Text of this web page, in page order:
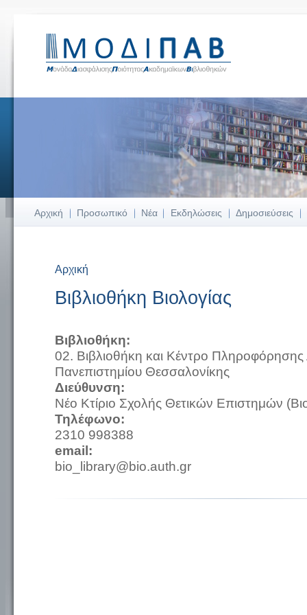
Αρχική Προσωπικό Νέα Εκδηλώσεις Δημοσιεύσεις
Είστε εδώ
Αρχική
Βιβλιοθήκη Βιολογίας
Βιβλιοθήκη:
02. Βιβλιοθήκη και Κέντρο Πληροφόρησης
Πανεπιστημίου Θεσσαλονίκης
Διεύθυνση:
Νέο Κτίριο Σχολής Θετικών Επιστημών
Τηλέφωνο:
2310 998388
email:
bio_library@bio.auth.gr